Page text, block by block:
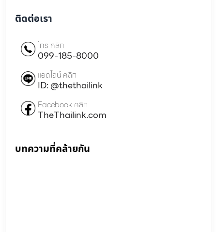
ติดต่อเรา
โทร คลิก
099-185-8000
แอดไลน์ คลิก
ID: @thethailink
Facebook คลิก
TheThailink.com
บทความที่คล้ายกัน